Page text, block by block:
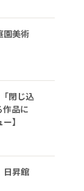
園美術
閉じ込
作品に
】
日昇館